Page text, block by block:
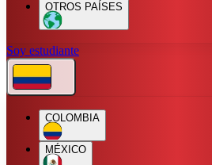
OTROS PAÍSES
Soy estudiante
COLOMBIA
MÉXICO